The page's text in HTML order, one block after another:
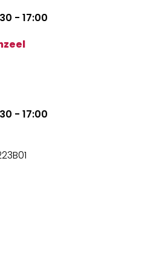
- 17:00
- 17:00